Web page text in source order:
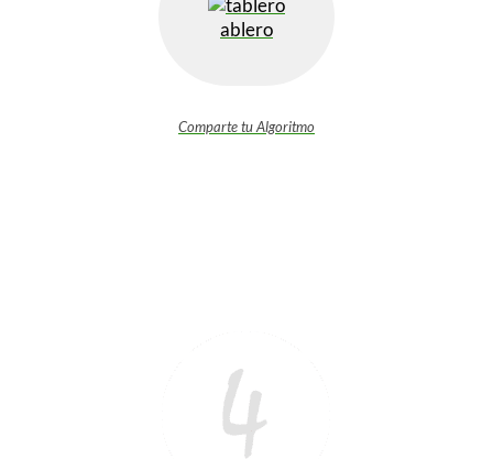
ablero
Comparte tu Algoritmo